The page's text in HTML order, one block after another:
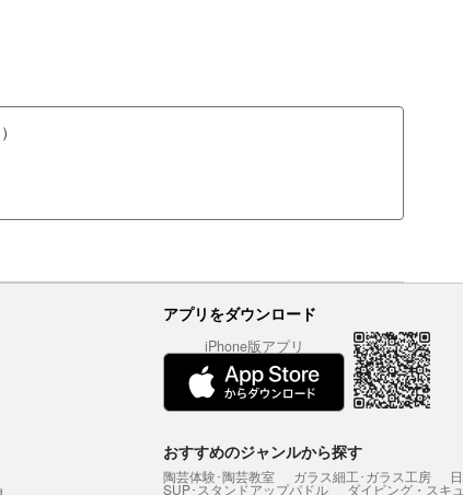
アプリをダウンロード
iPhone版アプリ
おすすめのジャンルから探す
陶芸体験･陶芸教室 ガラス細工･ガラス工房
SUP･スタンドアップパドル ダイビング・スキ